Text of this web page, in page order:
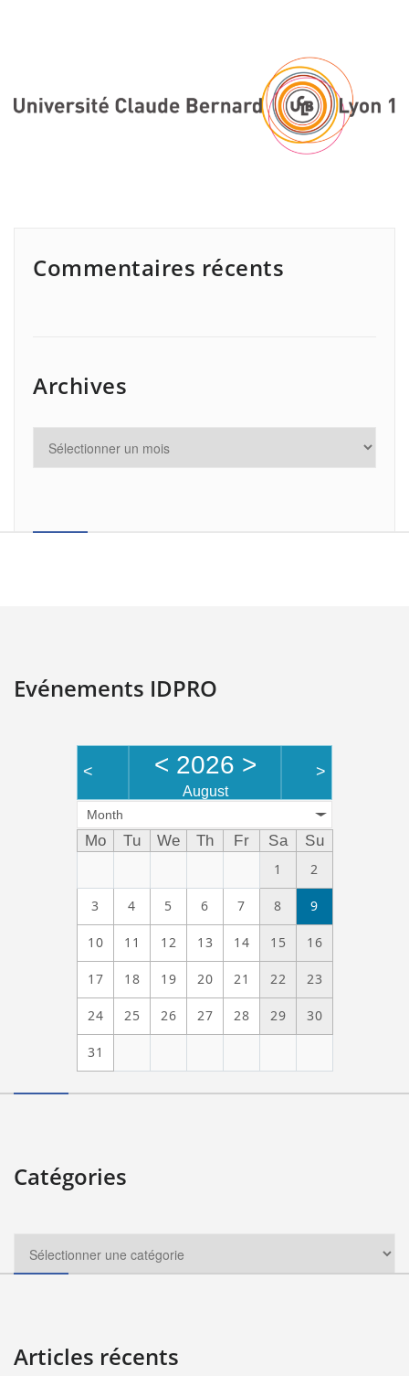
Commentaires récents
Archives
Evénements IDPRO
< < 2026 >
August
>
Month
Mo Tu We Th Fr Sa
Su
1
2
3 4 5 6 7 8 9
10 11 12 13 14 15 16
17 18 19 20 21 22 23
24 25 26 27 28 29 30
31
Catégories
Articles récents